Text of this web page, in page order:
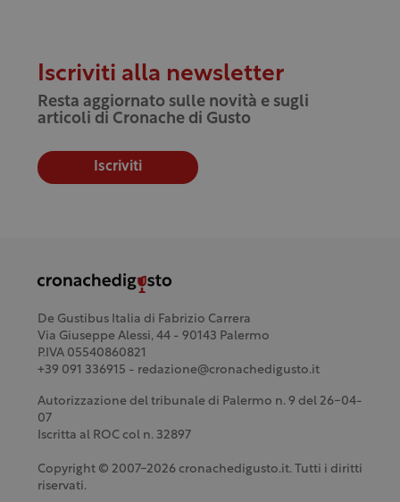
Iscriviti alla newsletter
Resta aggiornato sulle novità e sugli
articoli di Cronache di Gusto
Iscriviti
De Gustibus Italia di Fabrizio Carrera
Via Giuseppe Alessi, 44 - 90143 Palermo
P.IVA 05540860821
+39 091 336915 - redazione@cronachedigusto.it
Autorizzazione del tribunale di Palermo n. 9 del 26-04-
07
Iscritta al ROC col n. 32897
Copyright © 2007-2026 cronachedigusto.it. Tutti i diritti
riservati.